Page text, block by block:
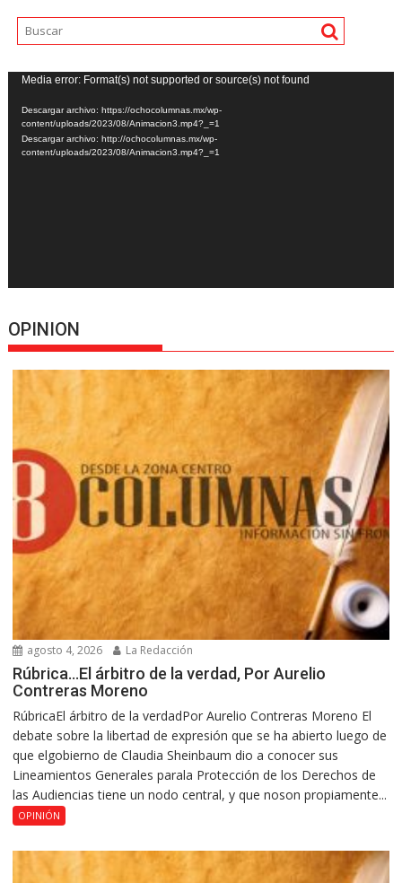
Reproductor
de
vídeo
Media error: Format(s) not supported or source(s) not found
Descargar archivo: https://ochocolumnas.mx/wp-
content/uploads/2023/08/Animacion3.mp4?_=1
Descargar archivo: http://ochocolumnas.mx/wp-
content/uploads/2023/08/Animacion3.mp4?_=1
OPINION
agosto 4, 2026 La Redacción
Rúbrica…El árbitro de la verdad, Por Aurelio
Contreras Moreno
RúbricaEl árbitro de la verdadPor Aurelio Contreras Moreno El
debate sobre la libertad de expresión que se ha abierto luego de
que elgobierno de Claudia Sheinbaum dio a conocer sus
Lineamientos Generales parala Protección de los Derechos de
las Audiencias tiene un nodo central, y que noson propiamente...
OPINIÓN